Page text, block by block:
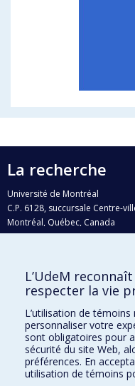
La recherche
Université de Montréal
C.P. 6128, succursale Centre-
Montréal, Québec, Canada
H3C 3J7
Qui fait quoi?
Nous trouver
Plan du site
Accessibilité
L’UdeM
respecter la vie
L’utilisation de
personnaliser votre
sont obligatoires pour
sécurité du site Web,
préférences. En
utilisation de témoins